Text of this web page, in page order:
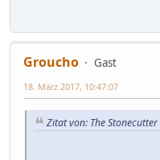
Groucho
Gast
18. März 2017, 10:47:07
Zitat von: The